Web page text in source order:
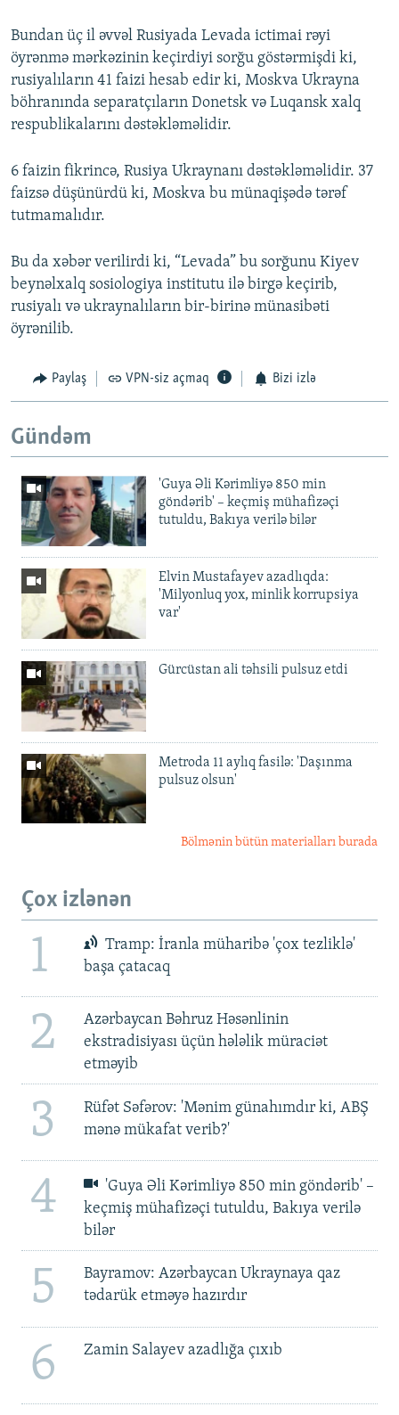
Bundan üç il əvvəl Rusiyada Levada ictimai rəyi
öyrənmə mərkəzinin keçirdiyi sorğu göstərmişdi ki,
rusiyalıların 41 faizi hesab edir ki, Moskva Ukrayna
böhranında separatçıların Donetsk və Luqansk xalq
respublikalarını dəstəkləməlidir.
6 faizin fikrincə, Rusiya Ukraynanı dəstəkləməlidir. 37
faizsə düşünürdü ki, Moskva bu münaqişədə tərəf
tutmamalıdır.
Bu da xəbər verilirdi ki, “Levada” bu sorğunu Kiyev
beynəlxalq sosiologiya institutu ilə birgə keçirib,
rusiyalı və ukraynalıların bir-birinə münasibəti
öyrənilib.
Paylaş VPN-siz açmaq Bizi izlə
Gündəm
'Guya Əli Kərimliyə 850 min
göndərib' – keçmiş mühafizəçi
tutuldu, Bakıya verilə bilər
Elvin Mustafayev azadlıqda:
'Milyonluq yox, minlik korrupsiya
var'
Gürcüstan ali təhsili pulsuz etdi
Metroda 11 aylıq fasilə: 'Daşınma
pulsuz olsun'
Bölmənin bütün materialları burada
Çox izlənən
1
Tramp: İranla müharibə 'çox tezliklə'
başa çatacaq
2
Azərbaycan Bəhruz Həsənlinin
ekstradisiyası üçün hələlik müraciət
etməyib
3
Rüfət Səfərov: 'Mənim günahımdır ki, ABŞ
mənə mükafat verib?'
4
'Guya Əli Kərimliyə 850 min göndərib' –
keçmiş mühafizəçi tutuldu, Bakıya verilə
bilər
5
Bayramov: Azərbaycan Ukraynaya qaz
tədarük etməyə hazırdır
6 Zamin Salayev azadlığa çıxıb